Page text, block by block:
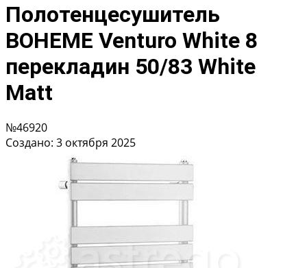
Полотенцесушитель
BOHEME Venturo White 8
перекладин 50/83 White
Matt
№46920
Создано: 3 октября 2025